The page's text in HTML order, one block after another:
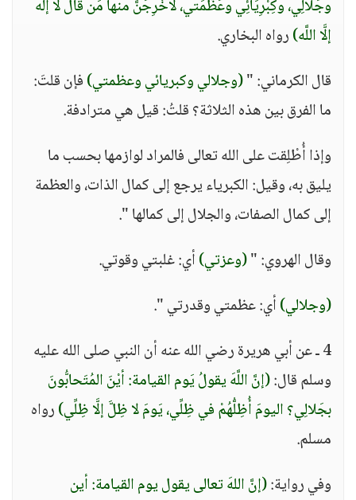
وجَلَالِي، وكِبْرِيَائِي وعَظَمَتي، لَأُخْرِجَنَّ منها مَن قال لا إلَه
إلَّا اللَّه)رواه البخاري.
قال الكرماني: "(وجلالي وكبريائي وعظمتي)فإن قلتَ:
ما الفرق بين هذه الثلاثة؟ قلتُ: قيل هي مترادفة.
وإذا أُطْلِقت على الله تعالى فالمراد لوازمها بحسب ما
يليق به، وقيل: الكبرياء يرجع إلى كمال الذات، والعظمة
إلى كمال الصفات، والجلال إلى كمالها ".
وقال الهروي: "(وعزتي)أي: غلبتي وقوتي.
(وجلالي)أي: عظمتي وقدرتي ".
4 ـ عن أبي هريرة رضي الله عنه أن النبي صلى الله عليه
وسلم قال:(إنَّ اللَّهَ يقولُ يَوم القيامة: أيْنَ المُتَحابُّونَ
بجَلالِي؟ اليومَ أُظِلُّهُمْ في ظِلِّي، يَومَ لا ظِلَّ إلَّا ظِلِّي)رواه
مسلم.
وفي رواية:(إنَّ اللهَ تعالى يقول يوم القيامة: أين